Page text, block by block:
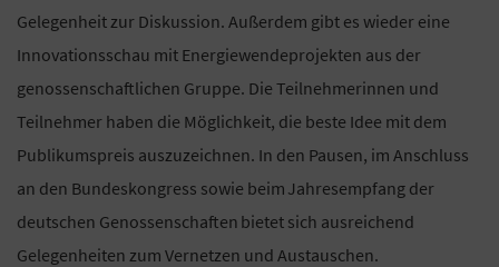
Gelegenheit zur Diskussion. Außerdem gibt es wieder eine
Innovationsschau mit Energiewendeprojekten aus der
genossenschaftlichen Gruppe. Die Teilnehmerinnen und
Teilnehmer haben die Möglichkeit, die beste Idee mit dem
Publikumspreis auszuzeichnen. In den Pausen, im Anschluss
an den Bundeskongress sowie beim Jahresempfang der
deutschen Genossenschaften bietet sich ausreichend
Gelegenheiten zum Vernetzen und Austauschen.